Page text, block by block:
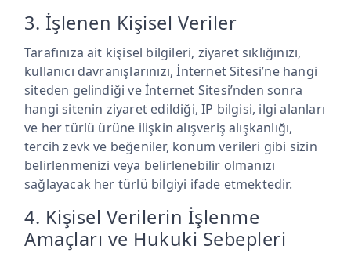
3. İşlenen Kişisel Veriler
Tarafınıza ait kişisel bilgileri, ziyaret sıklığınızı,
kullanıcı davranışlarınızı, İnternet Sitesi’ne hangi
siteden gelindiği ve İnternet Sitesi’nden sonra
hangi sitenin ziyaret edildiği, IP bilgisi, ilgi alanları
ve her türlü ürüne ilişkin alışveriş alışkanlığı,
tercih zevk ve beğeniler, konum verileri gibi sizin
belirlenmenizi veya belirlenebilir olmanızı
sağlayacak her türlü bilgiyi ifade etmektedir.
4. Kişisel Verilerin İşlenme
Amaçları ve Hukuki Sebepleri